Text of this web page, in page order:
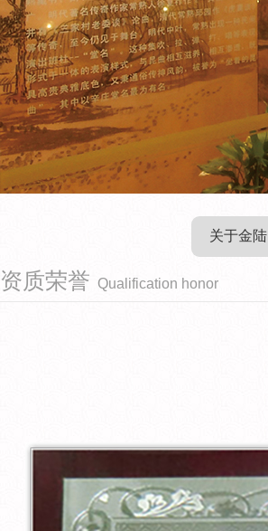
关于金陆
资质荣誉 Qualification honor